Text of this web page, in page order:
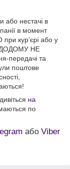
або нестачі в
в момент
кур’єрі або у
ДОДОМУ НЕ
передачі та
поштове
на
по
або Viber